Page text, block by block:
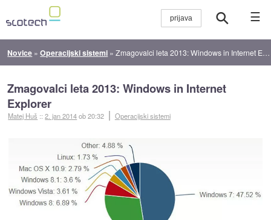
☰
Novice »Operacijski sistemi »Zmagovalci leta 2013: Windows in Internet Explorer
Zmagovalci leta 2013: Windows in Internet
Explorer
Matej Huš ::2. jan 2014ob 20:32 Operacijski sistemi